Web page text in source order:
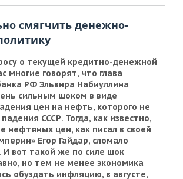
смягчить денежно-
о текущей кредитно-денежной
многие говорят, что глава
РФ Эльвира Набиуллина
сильным шоком в виде
цен на нефть, которого не
СССР. Тогда, как известно,
нефтяных цен, как писал в своей
Егор Гайдар, сломало
И вот такой же по силе шок
но тем не менее экономика
обуздать инфляцию, в августе,